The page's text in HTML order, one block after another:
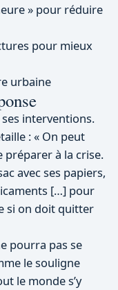
» pour réduire
pour mieux
urbaine
interventions.
: « On peut
à la crise.
avec ses papiers,
[…] pour
si on doit quitter
pourra pas se
le souligne
le monde s’y